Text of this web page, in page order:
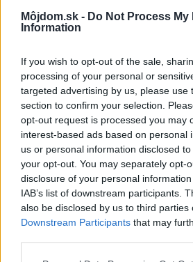
Môjdom.sk - Do Not Process My
Information
If you wish to opt-out of the sale,
processing of your personal or
targeted advertising by us, please use
section to confirm your selection.
opt-out request is processed you may
interest-based ads based on personal
us or personal information disclosed
your opt-out. You may separately opt-
disclosure of your personal
IAB’s list of downstream participants.
also be disclosed by us to third parties
Downstream Participants that may
Re: Takto sa rieši málo
stačil jeden prvok | Môjdom.sk
Re: Takto sa rieši málo úložného
stačil jeden prvok | Môjdom.sk
Dizajn je to nádherný, tá brezová
Ale vždy, keď…
Re: Toto je najväčší mýtus pri
vyjsť draho. Ako ho ochrániť
clovek by cakal ze vysusene drahe drevo
sa zbavilo zarodkov skodcov...